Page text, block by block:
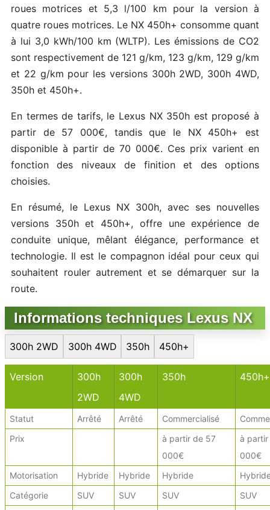
roues motrices et 5,3 l/100 km pour la version à
quatre roues motrices. Le NX 450h+ consomme quant
à lui 3,0 kWh/100 km (WLTP). Les émissions de CO2
sont respectivement de 121 g/km, 123 g/km, 129 g/km
et 22 g/km pour les versions 300h 2WD, 300h 4WD,
350h et 450h+.
En termes de tarifs, le Lexus NX 350h est proposé à
partir de 57 000€, tandis que le NX 450h+ est
disponible à partir de 70 000€. Ces prix varient en
fonction des niveaux de finition et des options
choisies.
En résumé, le Lexus NX 300h, avec ses nouvelles
versions 350h et 450h+, offre une expérience de
conduite unique, mêlant élégance, performance et
technologie. Il est le compagnon idéal pour ceux qui
souhaitent rouler autrement et se démarquer sur la
route.
Informations techniques Lexus NX
300h 2WD 300h 4WD 350h 450h+
Version
300h
2WD
300h
4WD
350h 450h+
Statut Arrêté Arrêté Commercialisé
Prix
à partir de 57
000€
à
000€
Motorisation
Hybride Hybride Hybride
Catégorie
SUV SUV SUV
SUV